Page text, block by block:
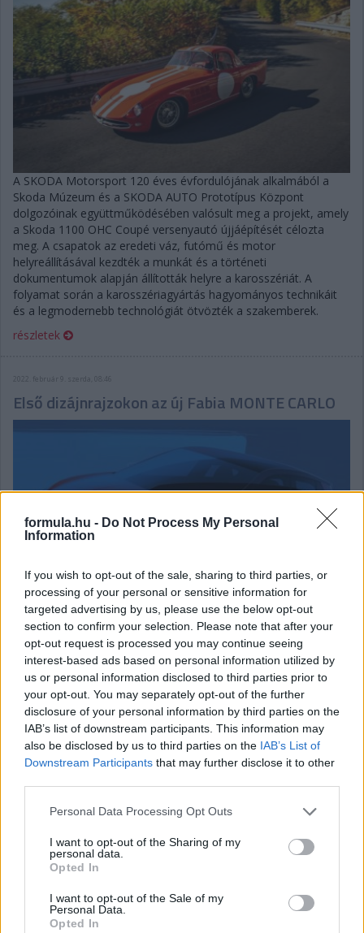
formula.hu - Do Not Process My Personal
Information
If you wish to opt-out of the sale, sharing to third parties, or
processing of your personal or sensitive information for
targeted advertising by us, please use the below opt-out
section to confirm your selection. Please note that after your
opt-out request is processed you may continue seeing
interest-based ads based on personal information utilized by
us or personal information disclosed to third parties prior to
your opt-out. You may separately opt-out of the further
disclosure of your personal information by third parties on the
IAB’s list of downstream participants. This information may
also be disclosed by us to third parties on the IAB’s List of
Downstream Participants that may further disclose it to other
Please note that this website/app uses one or more Google
not limited to your visit or usage behaviour. You may click to
grant or deny consent to Google and its third-party tags to
use your data for below specified purposes in below Google
consent section.
Personal Data Processing Opt Outs
I want to opt-out of the Sharing of my
personal data.
Opted In
I want to opt-out of the Sale of my
Personal Data.
Opted In
A SKODA Motorsport 120 éves évfordulójának alkalmából a
Skoda Múzeum és a SKODA AUTO Prototípus Központ
dolgozóinak együttműködésében valósult meg a projekt, amely
a Skoda 1100 OHC Coupé versenyautó újjáépítését célozta
meg. A csapatok az eredeti váz, futómű és motor
helyreállításával kezdték a munkát és a történeti
dokumentumok alapján állították helyre a karosszériát. A
folyamat során a karosszériagyártás hagyományos technikáit
és a legmodernebb technológiát ötvözték a szakemberek.
részletek
2022. február 9. szerda, 08:46
Első dizájnrajzokon az új Fabia MONTE CARLO
Hivatalos dizájnrajzokkal kínál betekintést új FABIA MONTE
CARLO modelljére a SKODA AUTO. A sportos lifestyle-
változatok tizenegy éve, a FABIA második generációjával
jelentek meg a cseh autógyártó kínálatában. A jellegzetes
fekete MONTE CARLO elemek különösen kiemelik a FABIA
negyedik nemzedékének érzelmekben még gazdagabb
vonalvezetését és dinamikus arányait. A sportos karakterű
beltérben karbonhatású anyagok és vörös dekorbetétek
részletek
2022. február 8. kedd, 09:39
Vagány színekben érkezik az ENYAQ COUPÉ iV